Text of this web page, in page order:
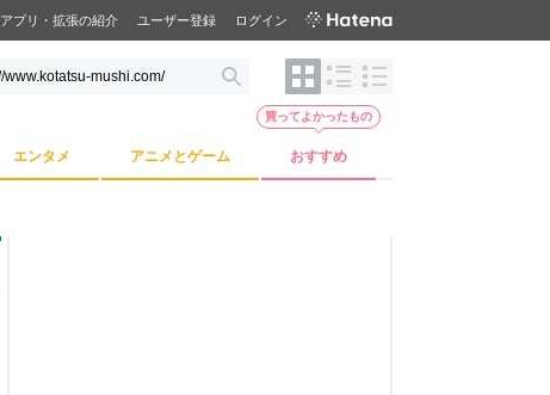
アプリ・拡張の紹介 ユーザー登録 ログイン
エンタメ アニメとゲーム おすすめ
買ってよかったもの